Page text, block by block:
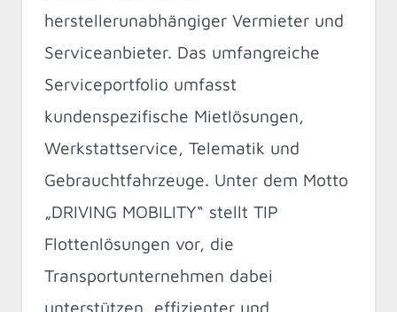
herstellerunabhängiger Vermieter und
Serviceanbieter. Das umfangreiche
Serviceportfolio umfasst
kundenspezifische Mietlösungen,
Werkstattservice, Telematik und
Gebrauchtfahrzeuge. Unter dem Motto
„DRIVING MOBILITY“ stellt TIP
Flottenlösungen vor, die
Transportunternehmen dabei
unterstützen, effizienter und